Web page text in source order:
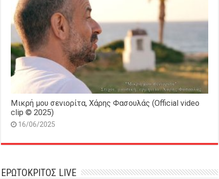
Μικρή μου σενιορίτα, Χάρης Φασουλάς (Official video
clip © 2025)
16/06/2025
ΕΡΩΤΟΚΡΙΤΟΣ LIVE